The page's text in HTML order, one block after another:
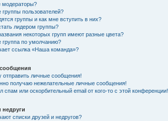
модераторы?
группы пользователей?
группы и как мне вступить в них?
лидером группы?
некоторых групп имеют разные цвета?
группа по умолчанию?
ссылка «Наша команда»?
отправить личные сообщения!
получаю нежелательные личные сообщения!
спам или оскорбительный email от кого-то с этой конференции!
недруги
списки друзей и недругов?